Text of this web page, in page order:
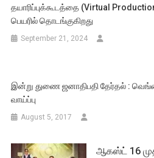
தயாரிப்புக்கூடத்தை (Virtual
பெயரில் தொடங்குகிறது
September 21, 2024
இன்று துணை ஜனாதிபதி தேர்தல் :
வாய்ப்பு
August 5, 2017
ஆகஸ்ட் 16